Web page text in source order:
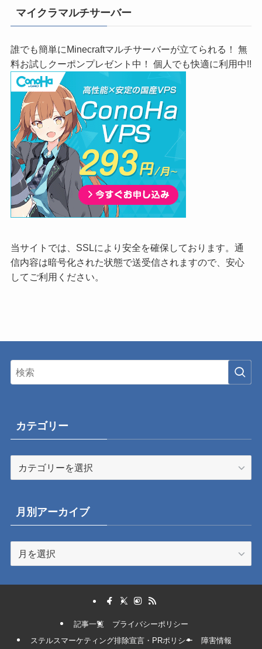
マイクラマルチサーバー
誰でも簡単にMinecraftマルチサーバーが立てられる！ 無
料お試しクーポンプレゼント中！ 個人でも快適に利用中!!
当サイトでは、SSLにより安全を確保しております。通
信内容は暗号化された状態で送受信されますので、安心
してご利用ください。
カテゴリー
テ
リ
ー
月別アーカイブ
別
記事一覧
プライバシーポリシー
ステルスマーケティング排除宣言・PRポリシー
障害情報